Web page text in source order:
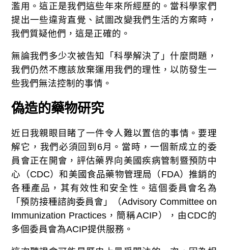
濫用。這正是我們這些年來所經歷的。當科學家們
提出一些違背直覺、試圖改變我們生活的方案時，
我們質疑他們，這是正確的。
無論我們多少次被告知「科學解決了」什麼問題，
我們仍然不應該放棄運用我們的理性，以防發生一
些我們無法控制的事情。
偽造的藥物研究
近日我親眼目睹了一件令人難以置信的事情。要理
解它，我們必須回到6月。當時，一個新成立的委
員會正在開會，評估藥界向美國疾病管制暨預防中
心（CDC）和美國食品藥物管理局（FDA）推銷的
各種產品，其有效性和安全性。這個委員會名為
「預防接種諮詢委員會」（Advisory Committee on
Immunization Practices，簡稱ACIP），由CDC的
多個委員會為ACIP提供服務。